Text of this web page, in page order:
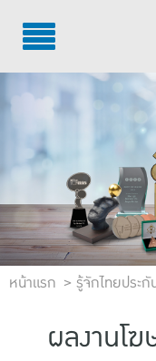
บริการลูกค้า
บริการตัวแทน
รู้จักไทยประกันชีวิต
นักลงทุนสัมพันธ์
เพื่อสังคมไทย
ติดต่อไทยประกันชีวิ
หน้าแรก รู้จักไทยประกั
ผลงานโ